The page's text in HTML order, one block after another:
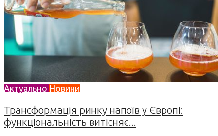
Актуально Новини
Трансформація ринку напоїв у Європі:
функціональність витісняє...